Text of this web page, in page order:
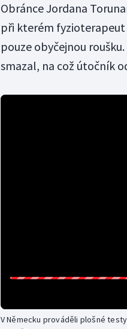
Obránce Jordana
při kterém fyzioterapeut
pouze obyčejnou
smazal, na což útočník
V Německu prováděli plošné